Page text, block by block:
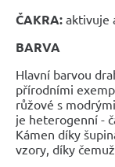
ČAKRA: aktivuje
BARVA
Hlavní barvou
přírodními
růžové s
je heterogenní -
Kámen díky
vzory, díky